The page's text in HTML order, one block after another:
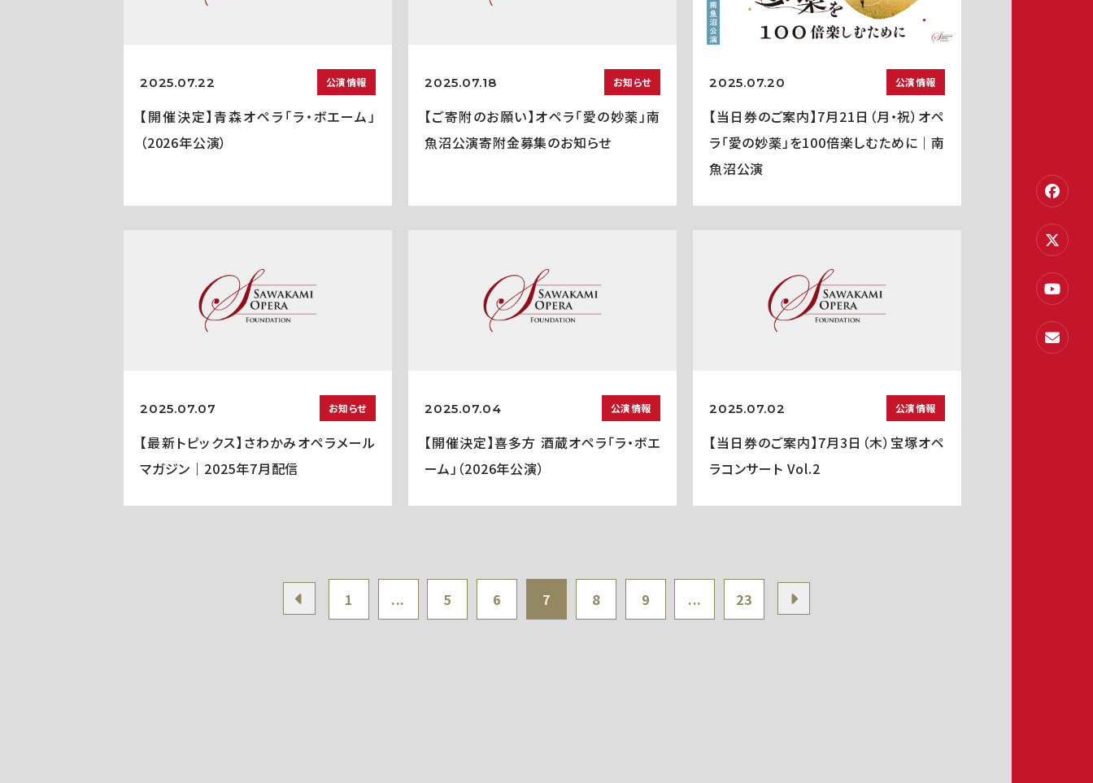
2025.07.22 公演情報
【開催決定】青森オペラ「ラ・ボエーム」
（2026年公演）
2025.07.18 お知らせ
【ご寄附のお願い】オペラ「愛の妙薬」南
魚沼公演寄附金募集のお知らせ
2025.07.20 公演情報
【当日券のご案内】7月21日（月・祝）オペ
ラ「愛の妙薬」を100倍楽しむために｜南
魚沼公演
2025.07.07 お知らせ
【最新トピックス】さわかみオペラメール
マガジン｜2025年7月配信
2025.07.04 公演情報
【開催決定】喜多方 酒蔵オペラ「ラ・ボエ
ーム」（2026年公演）
2025.07.02 公演情報
【当日券のご案内】7月3日（木）宝塚オペ
ラコンサート Vol.2
1 ... 5 6 7 8 9 ... 23